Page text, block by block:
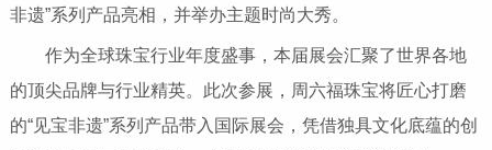
非遗”系列产品亮相，并举办主题时尚大秀。
作为全球珠宝行业年度盛事，本届展会汇聚了世界各地
的顶尖品牌与行业精英。此次参展，周六福珠宝将匠心打磨
的“见宝非遗”系列产品带入国际展会，凭借独具文化底蕴的创